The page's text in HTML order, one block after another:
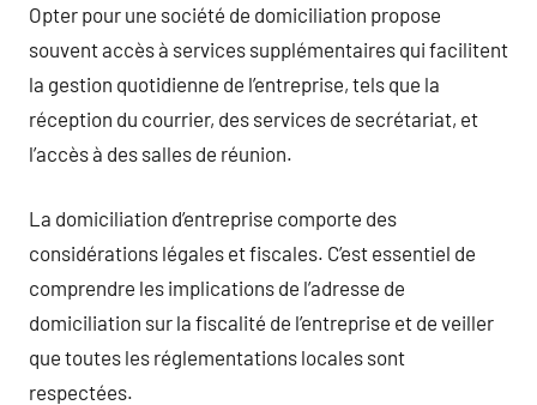
Opter pour une société de domiciliation propose
souvent accès à services supplémentaires qui facilitent
la gestion quotidienne de l’entreprise, tels que la
réception du courrier, des services de secrétariat, et
l’accès à des salles de réunion.
La domiciliation d’entreprise comporte des
considérations légales et fiscales. C’est essentiel de
comprendre les implications de l’adresse de
domiciliation sur la fiscalité de l’entreprise et de veiller
que toutes les réglementations locales sont
respectées.